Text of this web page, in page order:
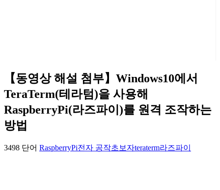
【동영상 해설 첨부】Windows10에서
TeraTerm(테라텀)을 사용해
RaspberryPi(라즈파이)를 원격 조작하는
방법
3498 단어 RaspberryPi전자 공작초보자teraterm라즈파이